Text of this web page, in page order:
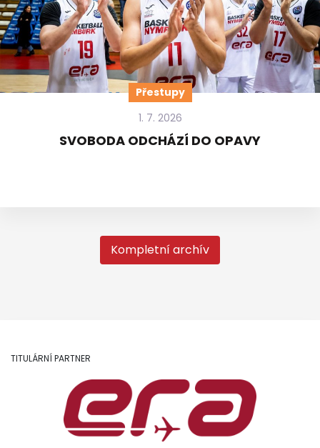
Přestupy
1. 7. 2026
SVOBODA ODCHÁZÍ DO OPAVY
Kompletní archív
TITULÁRNÍ PARTNER